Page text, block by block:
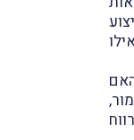
ואילו
האחת, האם